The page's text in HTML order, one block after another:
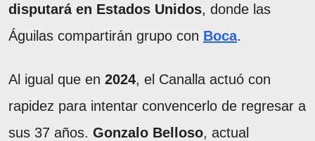
disputará en Estados Unidos, donde las
Águilas compartirán grupo con Boca.
Al igual que en 2024, el Canalla actuó con
rapidez para intentar convencerlo de regresar a
sus 37 años. Gonzalo Belloso, actual